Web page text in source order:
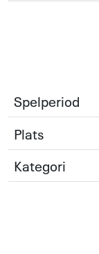
Spelperiod
Plats
Kategori